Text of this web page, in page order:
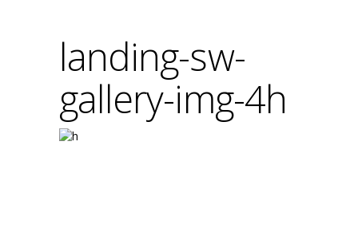
landing-sw-
gallery-img-4h